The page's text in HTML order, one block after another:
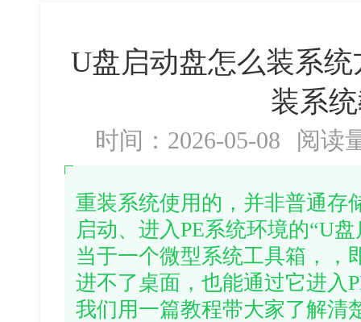
U盘启动盘怎么装系
装系
时间：2026-05-08 阅读
重装系统使用的，并非普通存
启动、进入PE系统环境的“U
当于一个微型系统工具箱，，
进不了桌面，也能通过它进入
我们用一篇教程带大家了解清